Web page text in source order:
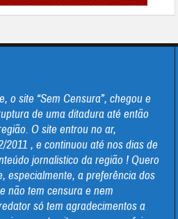
o site “Sem Censura”, chegou e
de uma ditadura até então
O site entrou no ar,
2011 , e continuou até nos dias de
jornalistico da região ! Quero
especialmente, a preferência dos
não tem censura e nem
só tem agradecimentos a